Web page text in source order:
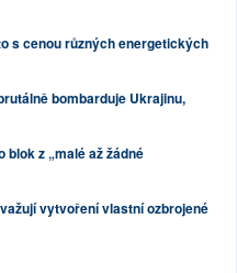
s cenou různých energetických
bombarduje Ukrajinu,
blok z „malé až žádné
vytvoření vlastní ozbrojené